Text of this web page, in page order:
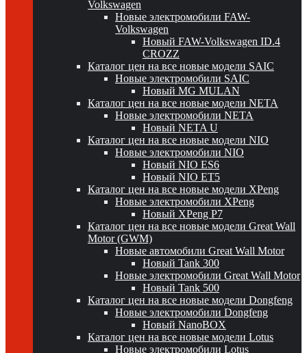
Volkswagen
Новые электромобили FAW-
Volkswagen
Новый FAW-Volkswagen ID.4
CROZZ
Каталог цен на все новые модели SAIC
Новые электромобили SAIC
Новый MG MULAN
Каталог цен на все новые модели NETA
Новые электромобили NETA
Новый NETA U
Каталог цен на все новые модели NIO
Новые электромобили NIO
Новый NIO ES6
Новый NIO ET5
Каталог цен на все новые модели XPeng
Новые электромобили XPeng
Новый XPeng P7
Каталог цен на все новые модели Great Wall
Motor (GWM)
Новые автомобили Great Wall Motor
Новый Tank 300
Новые электромобили Great Wall Motor
Новый Tank 500
Каталог цен на все новые модели Dongfeng
Новые электромобили Dongfeng
Новый NanoBOX
Каталог цен на все новые модели Lotus
Новые электромобили Lotus